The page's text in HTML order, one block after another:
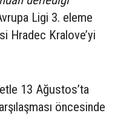
Ligi 3. eleme
Hradec Kralove’yi
13 Ağustos’ta
öncesinde